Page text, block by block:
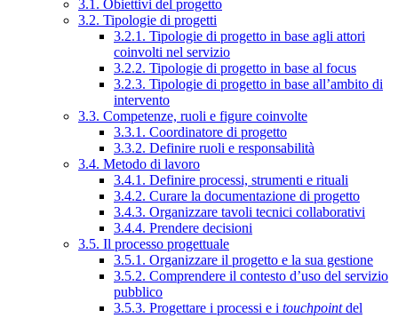
3.1. Obiettivi del progetto
3.2. Tipologie di progetti
3.2.1. Tipologie di progetto in base agli attori
coinvolti nel servizio
3.2.2. Tipologie di progetto in base al focus
3.2.3. Tipologie di progetto in base all’ambito di
intervento
3.3. Competenze, ruoli e figure coinvolte
3.3.1. Coordinatore di progetto
3.3.2. Definire ruoli e responsabilità
3.4. Metodo di lavoro
3.4.1. Definire processi, strumenti e rituali
3.4.2. Curare la documentazione di progetto
3.4.3. Organizzare tavoli tecnici collaborativi
3.4.4. Prendere decisioni
3.5. Il processo progettuale
3.5.1. Organizzare il progetto e la sua gestione
3.5.2. Comprendere il contesto d’uso del servizio
pubblico
3.5.3. Progettare i processi e i touchpointdel